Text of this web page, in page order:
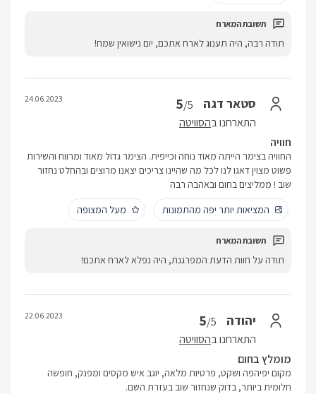
תודה רבה, היה תענוג לארח אתכם, יום נישואין שמח!
סטאר דגה 5/5
התארחנו בהסוויטה
24.06.2023
חוויה
החוויה בצימר הייתה מאוד נוחה וכייפית. הצימר גדול מאוד ומרווח והשירות
פשוט מצוין דאגו לנו לכל מה שהיינו צריכים יצאנו מרוצים ובהחלט נחזור
שוב ! ממליצים בחום ובאהבה רבה
המציאות יותר יפה מהתמונות
מעל המצופה
תודה על חוות הדעת המפרגנת, היה נפלא לארח אתכם!
יהודה 5/5
התארחנו בהסוויטה
22.06.2023
מומלץ בחום
מקום יפיהפה ושקט, פרטיות מלאה, יוגב איש מקסים ומפנק, חופשה
חלומית ביותר, בדוק שנחזור שוב בעזרת השם.